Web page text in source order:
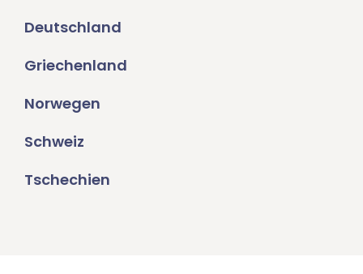
Deutschland
Griechenland
Norwegen
Schweiz
Tschechien